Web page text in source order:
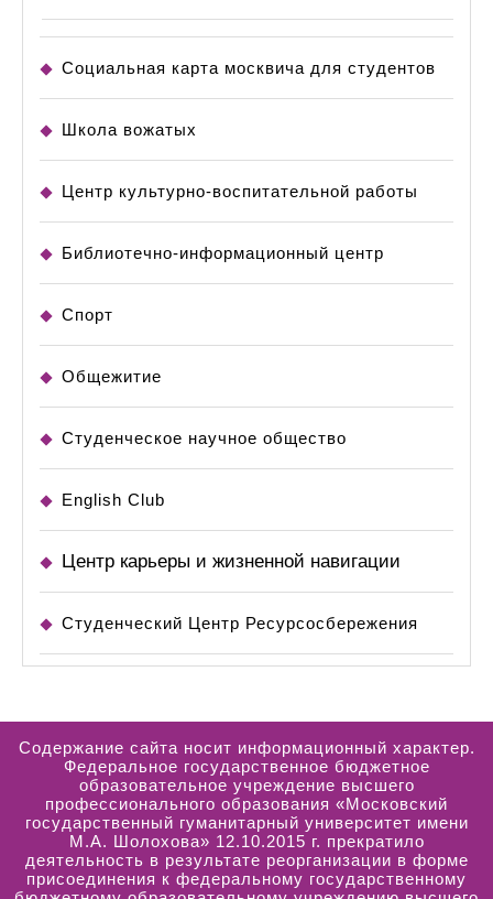
Социальная карта москвича для студентов
Школа вожатых
Центр культурно-воспитательной работы
Библиотечно-информационный центр
Спорт
Общежитие
Студенческое научное общество
English Club
Центр карьеры и жизненной навигации
Студенческий Центр Ресурсосбережения
Содержание сайта носит информационный характер.
Федеральное государственное бюджетное
образовательное учреждение высшего
профессионального образования «Московский
государственный гуманитарный университет имени
М.А. Шолохова» 12.10.2015 г. прекратило
деятельность в результате реорганизации в форме
присоединения к федеральному государственному